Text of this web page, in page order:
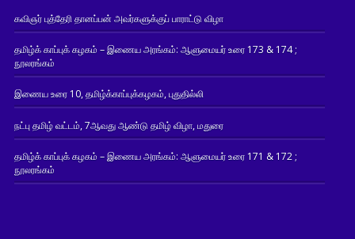
கவிஞர் புத்தேரி தானப்பன் அவர்களுக்குப் பாராட்டு விழா
தமிழ்க் காப்புக் கழகம் – இணைய அரங்கம்: ஆளுமையர் உரை 173 & 174 ;
நூலரங்கம்
இணைய உரை 10, தமிழ்க்காப்புக்கழகம், புதுதில்லி
நட்பு தமிழ் வட்டம், 7ஆவது ஆண்டு தமிழ் விழா, மதுரை
தமிழ்க் காப்புக் கழகம் – இணைய அரங்கம்: ஆளுமையர் உரை 171 & 172 ;
நூலரங்கம்